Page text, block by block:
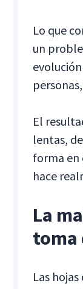
Lo que
un
El
lentas,
forma en
hace
La
toma
Las